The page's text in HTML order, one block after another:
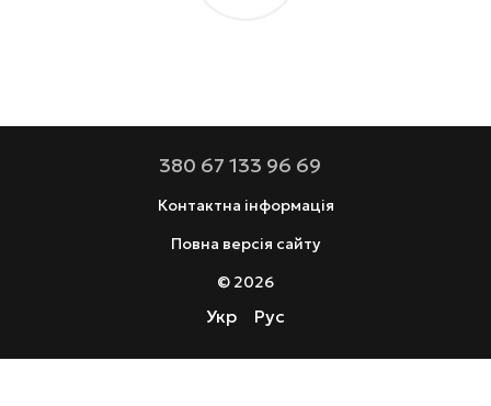
380 67 133 96 69
Контактна інформація
Повна версія сайту
© 2026
Укр Рус